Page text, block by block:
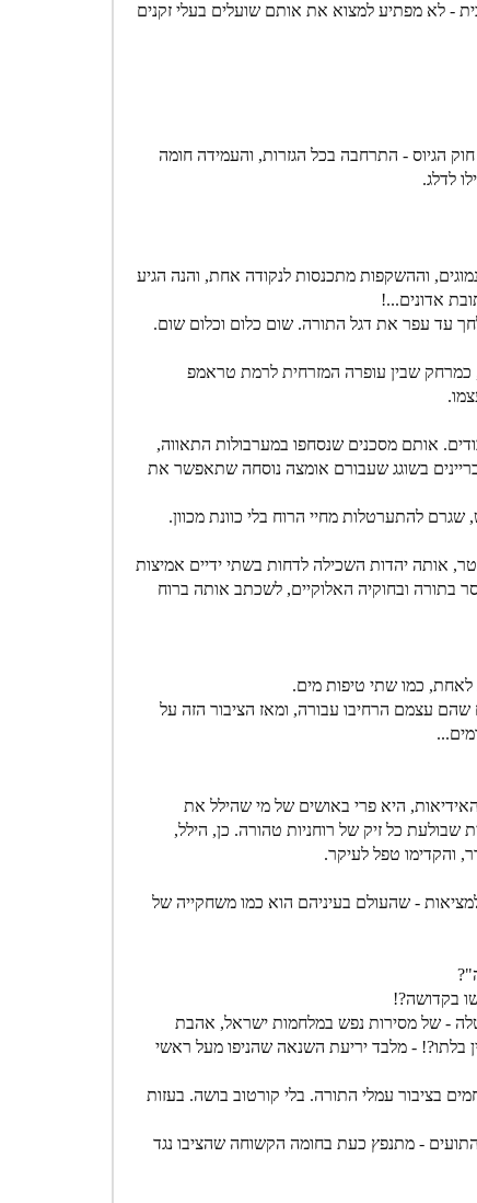
- לא מפתיע למצוא את אותם שועלים בעלי זקנים
הגיוס - התרחבה בכל הגזרות, והעמידה חומה
לדלג.
וההשקפות מתכנסות לנקודה אחת, והנה הגיע
אדונים...!
עד עפר את דגל התורה. שום כלום וכלום שום.
כמרחק שבין עופרה המזרחית לרמת טראמפ
אותם מסכנים שנסחפו במערבולות התאווה,
בשוגג שעבורם אומצה נוסחה שתאפשר את
להתערטלות מחיי הרוח בלי כוונת מכוון.
אותה יהדות השכילה לדחות בשתי ידיים אמיצות
בתורה ובחוקיה האלוקיים, לשכתב אותה ברוח
לאחת, כמו שתי טיפות מים.
עצמם הרחיבו עבורה, ומאז הציבור הזה על
היא פרי באושים של מי שהילל את
כל זיק של רוחניות טהורה. כן, הילל,
והקדימו טפל לעיקר.
- שהעולם בעיניהם הוא כמו משחקייה של
בקדושה?!
- של מסירות נפש במלחמות ישראל, אהבת
בלתו?! - מלבד יריעת השנאה שהניפו מעל ראשי
בציבור עמלי התורה. בלי קורטוב בושה. בעזות
- מתנפץ כעת בחומה הקשוחה שהציבו נגד